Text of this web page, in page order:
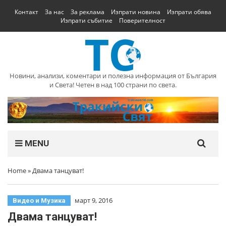
Контакт За нас За реклама Изпрати новина
Изпрати обява
Изпрати събитие
Поверителност
Новини, анализи, коментари и полезна информация от България
и Света! Четен в над 100 страни по света.
MENU
Home»Двама танцуват!
Видео и Музика март 9, 2016
Двама танцуват!